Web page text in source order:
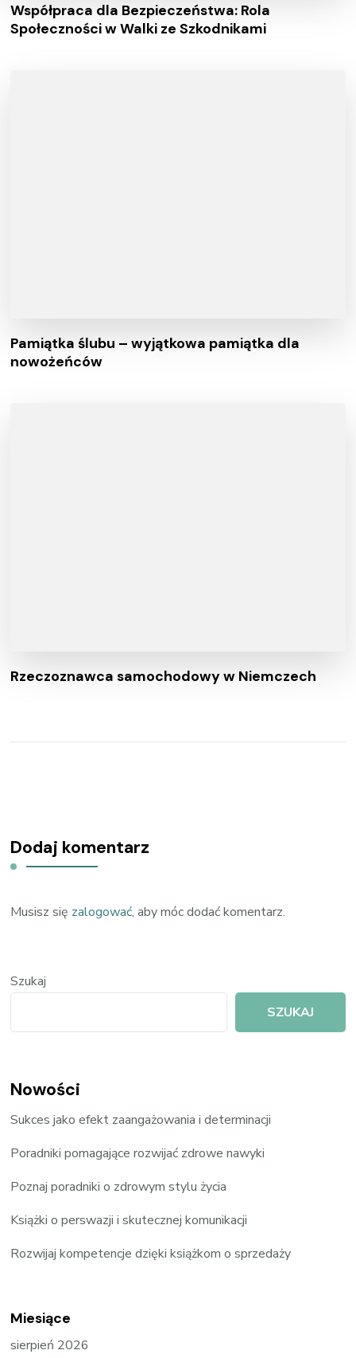
Współpraca dla Bezpieczeństwa: Rola
Społeczności w Walki ze Szkodnikami
Pamiątka ślubu – wyjątkowa pamiątka dla
nowożeńców
Rzeczoznawca samochodowy w Niemczech
Dodaj komentarz
Musisz się zalogować, aby móc dodać komentarz.
Szukaj
SZUKAJ
Nowości
Sukces jako efekt zaangażowania i determinacji
Poradniki pomagające rozwijać zdrowe nawyki
Poznaj poradniki o zdrowym stylu życia
Książki o perswazji i skutecznej komunikacji
Rozwijaj kompetencje dzięki książkom o sprzedaży
Miesiące
sierpień 2026